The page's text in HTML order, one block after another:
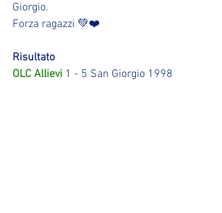
Giorgio.
Forza ragazzi 💚❤️
Risultato
OLC Allievi 1 - 5 San Giorgio 1998